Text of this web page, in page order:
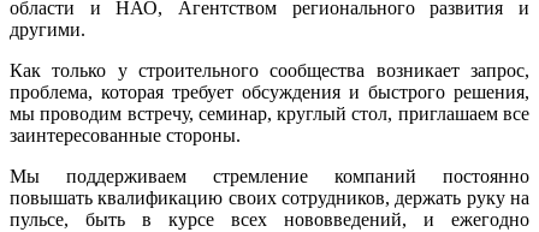
области и НАО, Агентством регионального развития и
другими.
Как только у строительного сообщества возникает запрос,
проблема, которая требует обсуждения и быстрого решения,
мы проводим встречу, семинар, круглый стол, приглашаем все
заинтересованные стороны.
Мы поддерживаем стремление компаний постоянно
повышать квалификацию своих сотрудников, держать руку на
пульсе, быть в курсе всех нововведений, и ежегодно